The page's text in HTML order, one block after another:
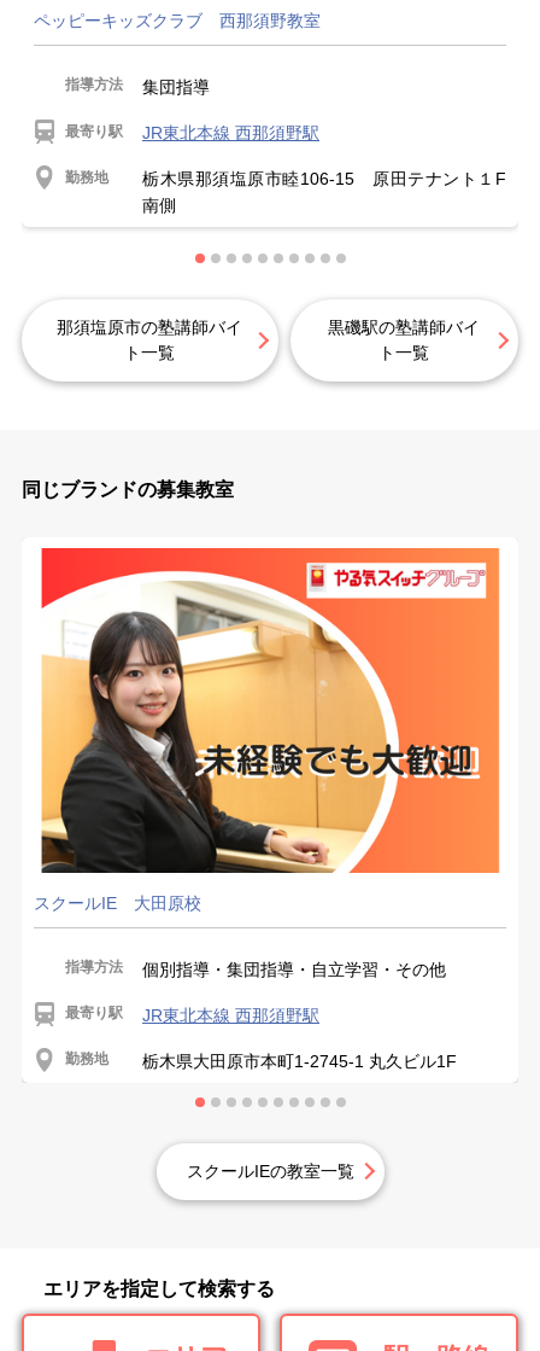
ペッピーキッズクラブ 西那須野教室
指導方法 集団指導
最寄り駅 JR東北本線 西那須野駅
勤務地
栃木県那須塩原市睦106-15 原田テナント１F
南側
那須塩原市の塾講師バイ
ト一覧
黒磯駅の塾講師バイ
ト一覧
同じブランドの募集教室
スクールIE 大田原校
指導方法 個別指導・集団指導・自立学習・その他
最寄り駅 JR東北本線 西那須野駅
勤務地 栃木県大田原市本町1-2745-1 丸久ビル1F
スクールIEの教室一覧
エリアを指定して検索する